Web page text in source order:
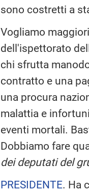
sono costretti a
Vogliamo
dell'ispettorato
chi sfrutta
contratto e una
una procura
malattia e
eventi mortali.
Dobbiamo fare
dei deputati del
PRESIDENTE. Ha